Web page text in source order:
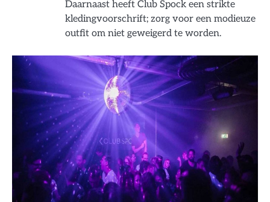
Daarnaast heeft Club Spock een strikte
kledingvoorschrift; zorg voor een modieuze
outfit om niet geweigerd te worden.